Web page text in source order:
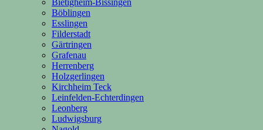
Böblingen
Esslingen
Filderstadt
Gärtringen
Grafenau
Herrenberg
Holzgerlingen
Kirchheim Teck
Leinfelden-Echterdingen
Leonberg
Ludwigsburg